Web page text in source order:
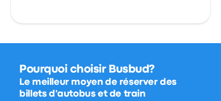
Pourquoi choisir Busbud?
Le meilleur moyen de réserver des
billets d'autobus et de train